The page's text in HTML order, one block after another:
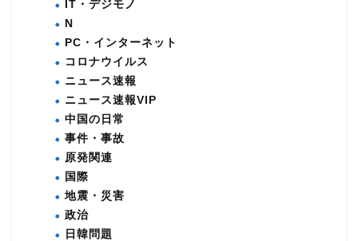
IT・デジモノ
N
PC・インターネット
コロナウイルス
ニュース速報
ニュース速報VIP
中国の日常
事件・事故
原発関連
国際
地震・災害
政治
日韓問題